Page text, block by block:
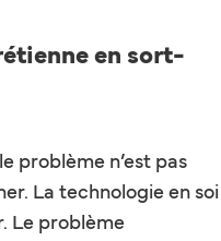
en sort-
problème n’est pas
La technologie en soi
Le problème